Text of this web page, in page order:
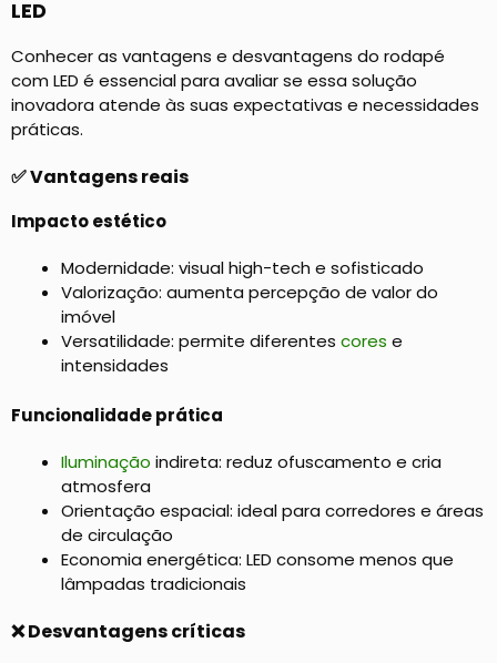
LED
Conhecer as vantagens e desvantagens do rodapé
com LED é essencial para avaliar se essa solução
inovadora atende às suas expectativas e necessidades
práticas.
✅ Vantagens reais
Impacto estético
Modernidade: visual high-tech e sofisticado
Valorização: aumenta percepção de valor do
imóvel
Versatilidade: permite diferentes cores e
intensidades
Funcionalidade prática
Iluminação indireta: reduz ofuscamento e cria
atmosfera
Orientação espacial: ideal para corredores e áreas
de circulação
Economia energética: LED consome menos que
lâmpadas tradicionais
❌ Desvantagens críticas